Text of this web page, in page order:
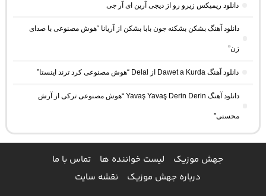
دانلود ریمیکس زیرو رو از دیجی آرین ای آر جی
دانلود آهنگ بشکن بشکنه جون بابا بشکن از آریانا “هوش مصنوعی با صدای
زن”
دانلود آهنگ Dawet a Kurda از Delal “هوش مصنوعی کرد ترند اینستا”
دانلود آهنگ Yavaş Yavaş Derin Derin “هوش مصنوعی ترکی از آرش
محسنی”
جهش موزیک لیست خواننده ها
تماس با ما
درباره جهش موزیک
نقشه سایت